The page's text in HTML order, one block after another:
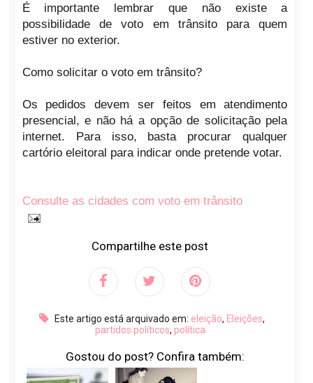
É importante lembrar que não existe a
possibilidade de voto em trânsito para quem
estiver no exterior.
Como solicitar o voto em trânsito?
Os pedidos devem ser feitos em atendimento
presencial, e não há a opção de solicitação pela
internet. Para isso, basta procurar qualquer
cartório eleitoral para indicar onde pretende votar.
Consulte as cidades com voto em trânsito
Compartilhe este post
Este artigo está arquivado em: eleição, Eleições,
partidos políticos, política
Gostou do post? Confira também: